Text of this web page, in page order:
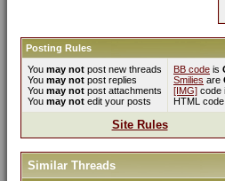
Posting Rules
You may not post new threads
You may not post replies
You may not post attachments
You may not edit your posts
BB code is
Smilies are
[IMG] code
HTML code
Site Rules
Similar Threads